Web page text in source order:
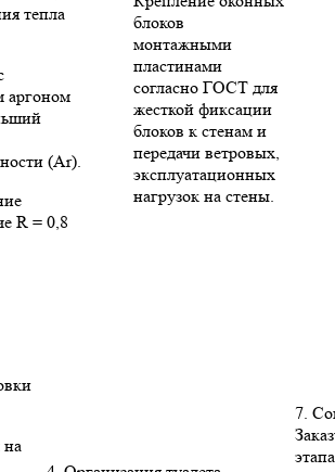
тепла
аргоном
(Ar).
R = 0,8
блоков
монтажными
пластинами
согласно ГОСТ для
жесткой фиксации
блоков к стенам и
передачи ветровых,
эксплуатационных
нагрузок на стены.
на
7.